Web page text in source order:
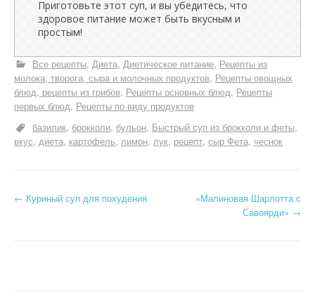
Приготовьте этот суп, и вы убедитесь, что
здоровое питание может быть вкусным и
простым!
Все рецепты Диета Диетическое питание Рецепты из
молока, творога, сыра и молочных продуктов Рецепты овощных
блюд, рецепты из грибов Рецепты основных блюд Рецепты
первых блюд Рецепты по виду продуктов
базилик брокколи бульон Быстрый суп из брокколи и феты
вкус диета картофель лимон лук рецепт сыр Фета чеснок
Н
← Куриный суп для похудения
«Малиновая Шарлотта с
Савоярди» →